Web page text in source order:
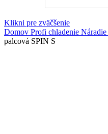
Klikni pre zväčšenie
Domov Profi chladenie Náradie
palcová SPIN S